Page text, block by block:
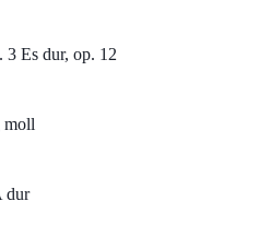
3 Es dur, op. 12
moll
dur